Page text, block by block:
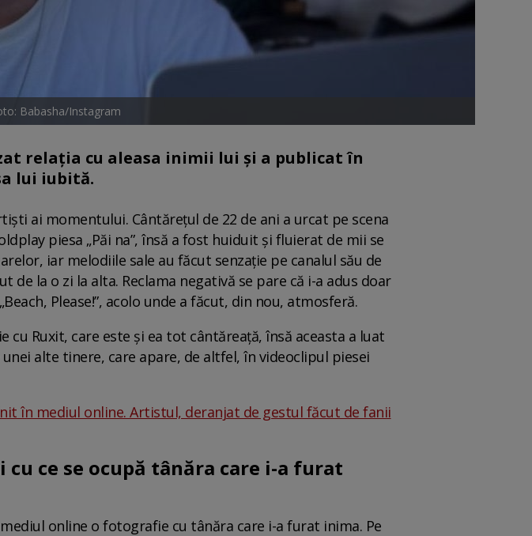
Babasha/Instagram
relația cu aleasa inimii lui și a publicat în
lui iubită.
ai momentului. Cântărețul de 22 de ani a urcat pe scena
piesa „Păi na”, însă a fost huiduit și fluierat de mii se
iar melodiile sale au făcut senzație pe canalul său de
la o zi la alta. Reclama negativă se pare că i-a adus doar
Please!”, acolo unde a făcut, din nou, atmosferă.
Ruxit, care este și ea tot cântăreață, însă aceasta a luat
alte tinere, care apare, de altfel, în videoclipul piesei
în mediul online. Artistul, deranjat de gestul făcut de fanii
ce se ocupă tânăra care i-a furat
online o fotografie cu tânăra care i-a furat inima. Pe